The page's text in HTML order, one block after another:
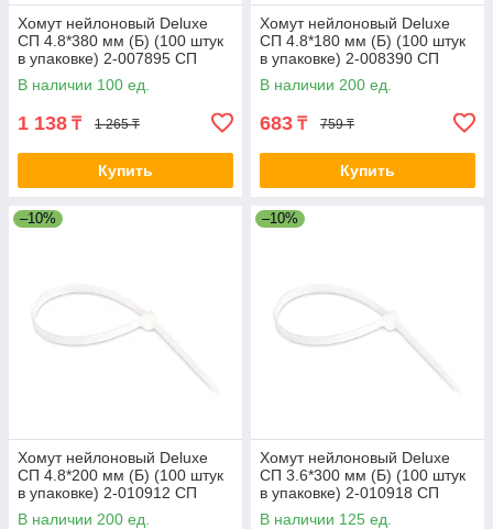
Хомут нейлоновый Deluxe
СП 4.8*380 мм (Б) (100 штук
в упаковке) 2-007895 СП
4.8*380 мм (Б) white
В наличии 100 ед.
1 138 ₸ 1 265 ₸
Купить
Хомут нейлоновый Deluxe
СП 4.8*180 мм (Б) (100 штук
в упаковке) 2-008390 СП
4.8*180 мм (Б) white
В наличии 200 ед.
683 ₸ 759 ₸
Купить
–10%
Хомут нейлоновый Deluxe
СП 4.8*200 мм (Б) (100 штук
в упаковке) 2-010912 СП
4.8*200 мм (Б) white
В наличии 200 ед.
–10%
Хомут нейлоновый Deluxe
СП 3.6*300 мм (Б) (100 штук
в упаковке) 2-010918 СП
3.6*300 мм (Б) white
В наличии 125 ед.